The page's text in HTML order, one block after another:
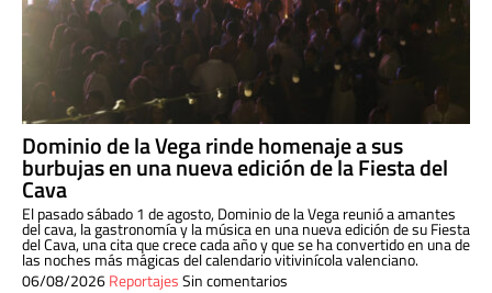
Dominio de la Vega rinde homenaje a sus
burbujas en una nueva edición de la Fiesta del
Cava
El pasado sábado 1 de agosto, Dominio de la Vega reunió a amantes
del cava, la gastronomía y la música en una nueva edición de su Fiesta
del Cava, una cita que crece cada año y que se ha convertido en una de
las noches más mágicas del calendario vitivinícola valenciano.
06/08/2026ReportajesSin comentarios